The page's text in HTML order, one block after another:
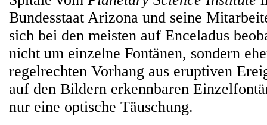
Bundesstaat Arizona und seine
sich bei den meisten auf Enceladus
nicht um einzelne Fontänen, sondern
regelrechten Vorhang aus eruptiven
auf den Bildern erkennbaren
nur eine optische Täuschung.